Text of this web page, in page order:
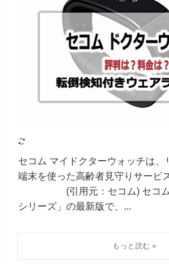
セコム マイドクターウォッチは、
端末を使った高齢者見守りサービ
(引用元：セコム) セコムの
シリーズ」の最新版で、...